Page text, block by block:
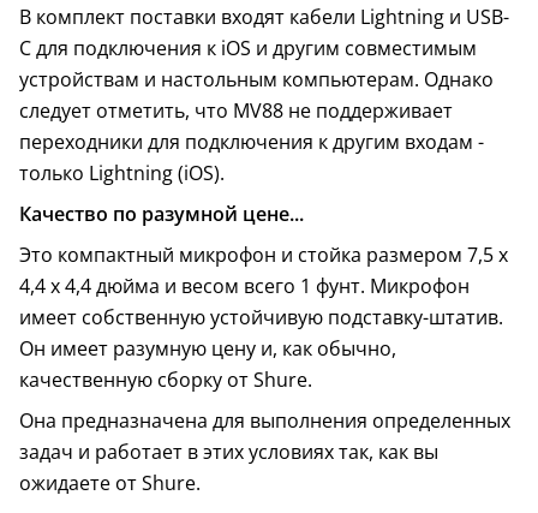
В комплект поставки входят кабели Lightning и USB-
C для подключения к iOS и другим совместимым
устройствам и настольным компьютерам. Однако
следует отметить, что MV88 не поддерживает
переходники для подключения к другим входам -
только Lightning (iOS).
Качество по разумной цене...
Это компактный микрофон и стойка размером 7,5 х
4,4 х 4,4 дюйма и весом всего 1 фунт. Микрофон
имеет собственную устойчивую подставку-штатив.
Он имеет разумную цену и, как обычно,
качественную сборку от Shure.
Она предназначена для выполнения определенных
задач и работает в этих условиях так, как вы
ожидаете от Shure.